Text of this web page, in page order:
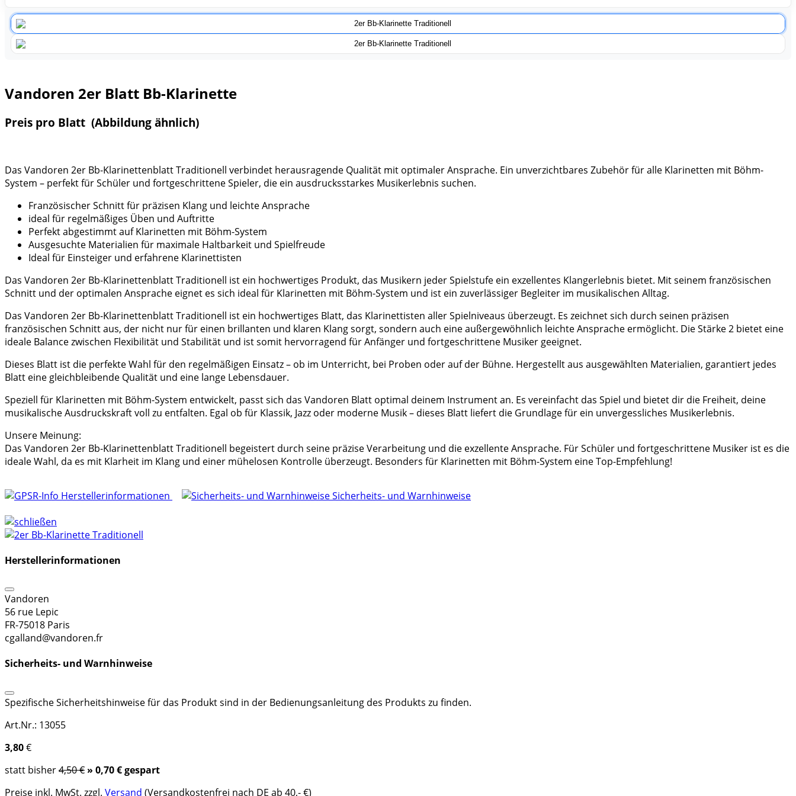
Vandoren 2er Blatt Bb-Klarinette
Preis pro Blatt (Abbildung ähnlich)
Das Vandoren 2er Bb-Klarinettenblatt Traditionell verbindet herausragende Qualität mit optimaler Ansprache. Ein unverzichtbares Zubehör für alle Klarinetten mit Böhm-
System – perfekt für Schüler und fortgeschrittene Spieler, die ein ausdrucksstarkes Musikerlebnis suchen.
Französischer Schnitt für präzisen Klang und leichte Ansprache
ideal für regelmäßiges Üben und Auftritte
Perfekt abgestimmt auf Klarinetten mit Böhm-System
Ausgesuchte Materialien für maximale Haltbarkeit und Spielfreude
Ideal für Einsteiger und erfahrene Klarinettisten
Das Vandoren 2er Bb-Klarinettenblatt Traditionell ist ein hochwertiges Produkt, das Musikern jeder Spielstufe ein exzellentes Klangerlebnis bietet. Mit seinem französischen
Schnitt und der optimalen Ansprache eignet es sich ideal für Klarinetten mit Böhm-System und ist ein zuverlässiger Begleiter im musikalischen Alltag.
Das Vandoren 2er Bb-Klarinettenblatt Traditionell ist ein hochwertiges Blatt, das Klarinettisten aller Spielniveaus überzeugt. Es zeichnet sich durch seinen präzisen
französischen Schnitt aus, der nicht nur für einen brillanten und klaren Klang sorgt, sondern auch eine außergewöhnlich leichte Ansprache ermöglicht. Die Stärke 2 bietet eine
ideale Balance zwischen Flexibilität und Stabilität und ist somit hervorragend für Anfänger und fortgeschrittene Musiker geeignet.
Dieses Blatt ist die perfekte Wahl für den regelmäßigen Einsatz – ob im Unterricht, bei Proben oder auf der Bühne. Hergestellt aus ausgewählten Materialien, garantiert jedes
Blatt eine gleichbleibende Qualität und eine lange Lebensdauer.
Speziell für Klarinetten mit Böhm-System entwickelt, passt sich das Vandoren Blatt optimal deinem Instrument an. Es vereinfacht das Spiel und bietet dir die Freiheit, deine
musikalische Ausdruckskraft voll zu entfalten. Egal ob für Klassik, Jazz oder moderne Musik – dieses Blatt liefert die Grundlage für ein unvergessliches Musikerlebnis.
Unsere Meinung:
Das Vandoren 2er Bb-Klarinettenblatt Traditionell begeistert durch seine präzise Verarbeitung und die exzellente Ansprache. Für Schüler und fortgeschrittene Musiker ist es die
ideale Wahl, da es mit Klarheit im Klang und einer mühelosen Kontrolle überzeugt. Besonders für Klarinetten mit Böhm-System eine Top-Empfehlung!
Herstellerinformationen Sicherheits- und Warnhinweise
Herstellerinformationen
Vandoren
56 rue Lepic
FR-75018 Paris
cgalland@vandoren.fr
Sicherheits- und Warnhinweise
Spezifische Sicherheitshinweise für das Produkt sind in der Bedienungsanleitung des Produkts zu finden.
Art.Nr.: 13055
3,80€
statt bisher4,50 € » 0,70 € gespart
Preise inkl. MwSt. zzgl. Versand (Versandkostenfrei nach DE ab 40,- €)